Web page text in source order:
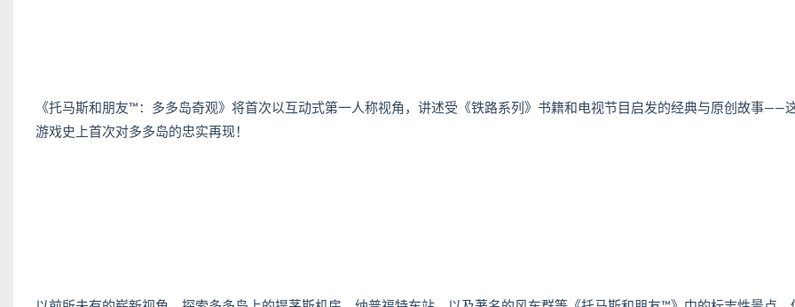
《托马斯和朋友™：多多岛奇观》将首次以互动式第一人称视角，讲述受《铁路系列》书籍和电视节目启发的经典与原创故事——
游戏史上首次对多多岛的忠实再现！